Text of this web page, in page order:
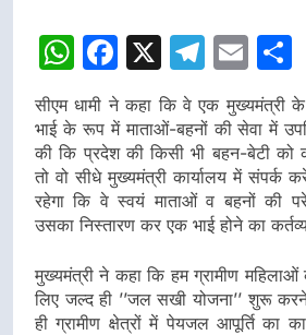
WhatsApp
Facebook
X
सीएम धामी ने कहा कि वे एक मुख्यमंत्री
भाई के रूप में माताओं-बहनों की सेवा में
की कि प्रदेश की किसी भी बहन-बेटी को
तो वो सीधे मुख्यमंत्री कार्यालय में संपर्क
रहेगा कि वे स्वयं माताओं व बहनों की
उसका निस्तारण कर एक भाई होने का
मुख्यमंत्री ने कहा कि हम ग्रामीण
लिए जल्द ही ’’जल सखी योजना’’ शुरू
ही ग्रामीण क्षेत्रों में पेयजल आपूर्ति का